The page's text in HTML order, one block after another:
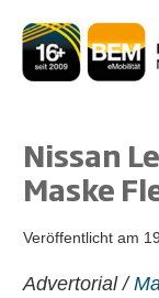
Inhalt
springen
Nissan
Maske
Veröffentlicht am
Advertorial /